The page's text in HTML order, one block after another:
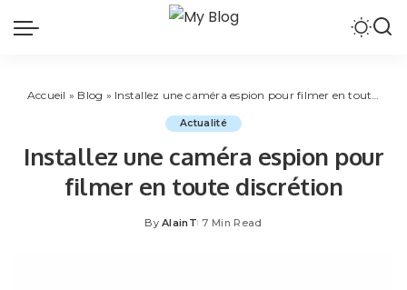
Accueil » Blog » Installez une caméra espion pour filmer en toute discrétion
Actualité
Installez une caméra espion pour
filmer en toute discrétion
Posted
By AlainT 7 Min Read